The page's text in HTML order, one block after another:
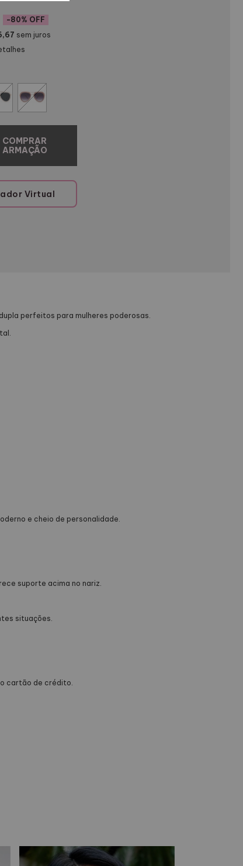
-80% OFF
sem juros
Virtual
perfeitos para mulheres poderosas.
e cheio de personalidade.
suporte acima no nariz.
situações.
cartão de crédito.